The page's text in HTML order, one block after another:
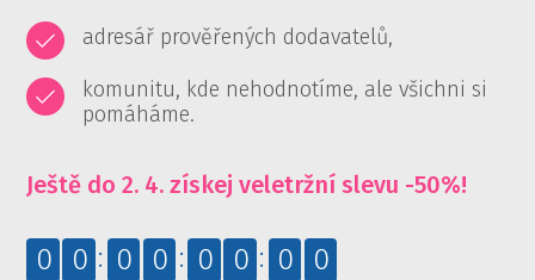
adresář prověřených dodavatelů,
komunitu, kde nehodnotíme, ale všichni si
pomáháme.
Ještě do 2. 4. získej veletržní slevu -50%!
0 0 0 0 0 0 0 0